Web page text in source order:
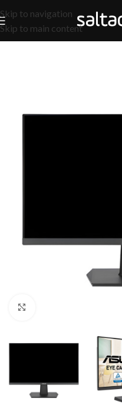
Skip to navigation
Skip to main content